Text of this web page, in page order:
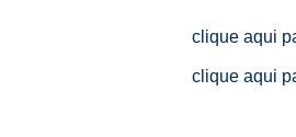
clique aqui
clique aqui